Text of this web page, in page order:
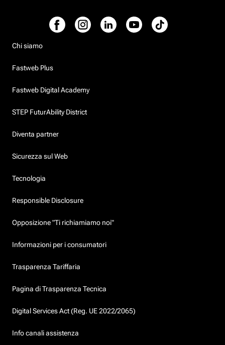
Chi siamo
Fastweb Plus
Fastweb Digital Academy
STEP FuturAbility District
Diventa partner
Sicurezza sul Web
Tecnologia
Responsible Disclosure
Opposizione "Ti richiamiamo noi"
Informazioni per i consumatori
Trasparenza Tariffaria
Pagina di Trasparenza Tecnica
Digital Services Act (Reg. UE 2022/2065)
Info canali assistenza